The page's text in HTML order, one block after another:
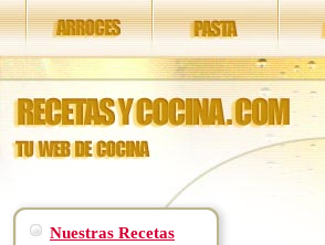
Nuestras Recetas